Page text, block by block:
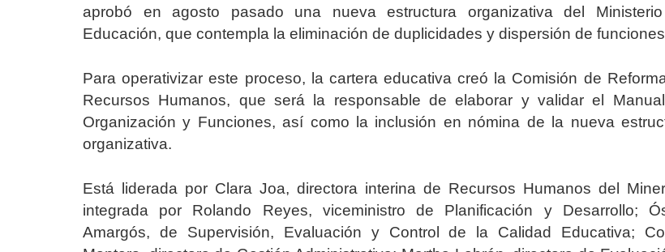
aprobó en agosto pasado una nueva estructura organizativa del
Educación, que contempla la eliminación de duplicidades y dispersión de
Para operativizar este proceso, la cartera educativa creó la Comisión de
Recursos Humanos, que será la responsable de elaborar y validar el
Organización y Funciones, así como la inclusión en nómina de la nueva
organizativa.
Está liderada por Clara Joa, directora interina de Recursos Humanos del
integrada por Rolando Reyes, viceministro de Planificación y Desarrollo;
Amargós, de Supervisión, Evaluación y Control de la Calidad Educativa;